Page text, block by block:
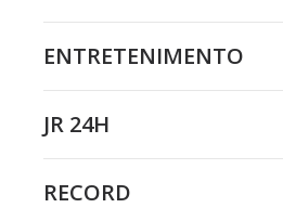
ENTRETENIMENTO
JR 24H
RECORD